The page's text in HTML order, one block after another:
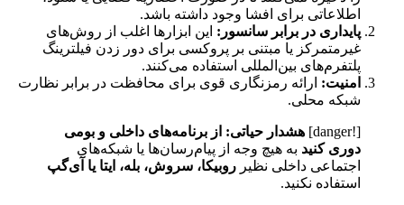
اطلاعاتی برای افشا وجود داشته باشد.
پایداری در برابر سانسور: این ابزارها اغلب از روش‌های
غیرمتمرکز یا مبتنی بر پروکسی برای دور زدن فیلترینگ
پلتفرم‌های بین‌المللی استفاده می‌کنند.
امنیت: ارائه رمزنگاری قوی برای محافظت در برابر نظارت
شبکه محلی.
[!danger]
هشدار حیاتی: از برنامه‌های داخلی و بومی
دوری کنید به هیچ وجه از پیام‌رسان‌ها یا شبکه‌های
اجتماعی داخلی نظیر روبیکا، سروش، بله، ایتا یا آی‌گپ
استفاده نکنید.